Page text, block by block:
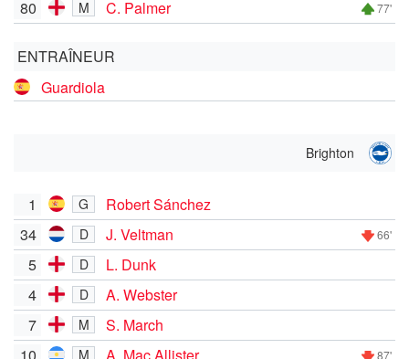
80 M C. Palmer 77'
ENTRAÎNEUR
Guardiola
Brighton
1 G
Robert Sánchez
34
D J. Veltman 66'
5 D
L. Dunk
4
D
A. Webster
7
M
S. March
10
M A. Mac Allister 87'